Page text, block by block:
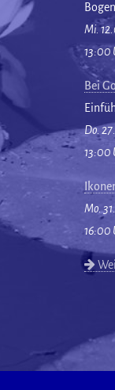
Mi.
13:00
Bei
Do.
13:00
Mo.
16:00